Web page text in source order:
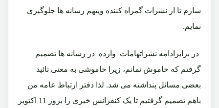
سازم تا از نشرات گمراه کننده وپیهم رسانه ها جلوگیری
نمایم.
در برابرادامه نشراتهامات وارده در رسانه ها تصمیم
گرفتم که خاموش نمانم، زیرا خاموشی به معنی تائید
بعضی مسائل پنداشته می شد. لذا دفتر ارتباط عامه من
باهم تصمیم گرفتیم تا یک کنفرانس خبری را بروز 11 اکتوبر